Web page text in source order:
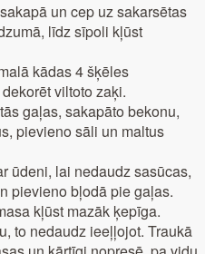
un cep uz sakarsētas
līdz sīpoli kļūst
kādas 4 šķēles
viltoto zaķi.
gaļas, sakapāto bekonu,
pievieno sāli un maltus
ūdeni, lai nedaudz sasūcas,
pievieno bļodā pie gaļas.
kļūst mazāk ķepīga.
to nedaudz ieeļļojot. Traukā